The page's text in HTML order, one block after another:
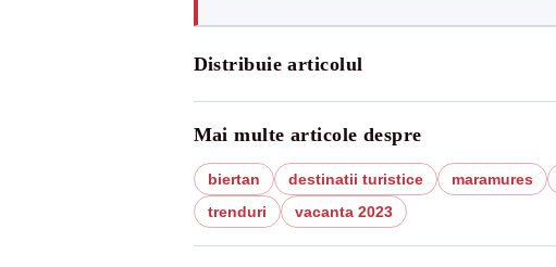
Distribuie articolul
Mai multe articole despre
biertan destinatii turistice maramures
trenduri
vacanta 2023